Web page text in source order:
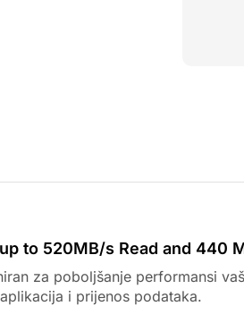
to 520MB/s Read and 440
za poboljšanje performansi
i prijenos podataka.